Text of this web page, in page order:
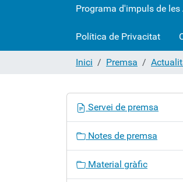
Programa d'impuls de les
Política de Privacitat
Inici Premsa
Servei de premsa
Notes de premsa
Material gràfic